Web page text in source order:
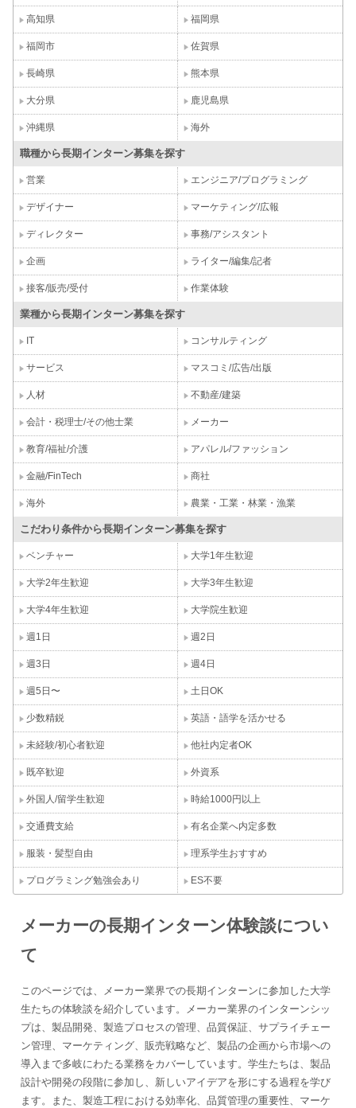
高知県 福岡県
福岡市 佐賀県
長崎県 熊本県
大分県 鹿児島県
沖縄県 海外
職種から長期インターン募集を探す
営業 エンジニア/プログラミング
デザイナー マーケティング/広報
ディレクター 事務/アシスタント
企画 ライター/編集/記者
接客/販売/受付 作業体験
業種から長期インターン募集を探す
IT コンサルティング
サービス マスコミ/広告/出版
人材 不動産/建築
会計・税理士/その他士業 メーカー
教育/福祉/介護 アパレル/ファッション
金融/FinTech 商社
海外 農業・工業・林業・漁業
こだわり条件から長期インターン募集を探す
ベンチャー 大学1年生歓迎
大学2年生歓迎 大学3年生歓迎
大学4年生歓迎 大学院生歓迎
週1日 週2日
週3日 週4日
週5日〜 土日OK
少数精鋭 英語・語学を活かせる
未経験/初心者歓迎 他社内定者OK
既卒歓迎 外資系
外国人/留学生歓迎 時給1000円以上
交通費支給 有名企業へ内定多数
服装・髪型自由 理系学生おすすめ
プログラミング勉強会あり ES不要
メーカーの長期インターン体験談につい
て
このページでは、メーカー業界での長期インターンに参加した大学
生たちの体験談を紹介しています。メーカー業界のインターンシッ
プは、製品開発、製造プロセスの管理、品質保証、サプライチェー
ン管理、マーケティング、販売戦略など、製品の企画から市場への
導入まで多岐にわたる業務をカバーしています。学生たちは、製品
設計や開発の段階に参加し、新しいアイデアを形にする過程を学び
ます。また、製造工程における効率化、品質管理の重要性、マーケ